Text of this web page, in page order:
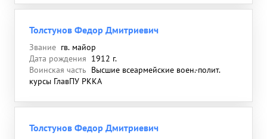
Толстунов Федор Дмитриевич
Звание гв. майор
Дата рождения 1912 г.
Воинская часть Высшие всеармейские воен.-полит.
курсы ГлавПУ РККА
Толстунов Федор Дмитриевич